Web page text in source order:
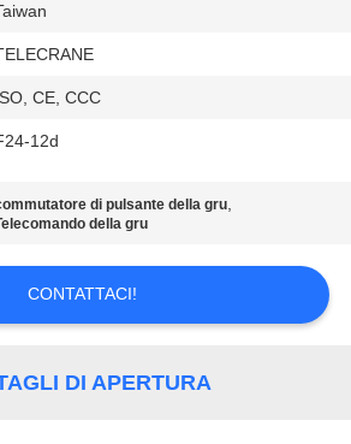
CE, CCC
12d
di pulsante della gru,
della gru
CONTATTACI!
DI APERTURA